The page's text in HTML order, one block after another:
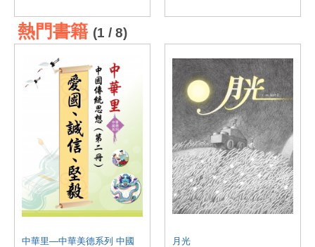
熱門書籍 (1 / 8)
中華里—中華美德系列 中國
月光